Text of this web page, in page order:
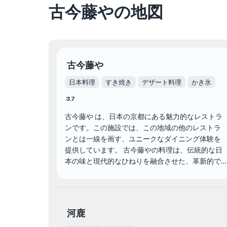
古今藤やの地図
古今藤や
日本料理 すき焼き デザート料理 かき氷
3.7
古今藤や は、日本の京都にある魅力的なレストラ
ンです。この施設では、この地域の他のレストラ
ンとは一線を画す、ユニークなダイニング体験を
提供しています。 古今藤やの料理は、伝統的な日
本の味と現代的なひねりを融合させた、革新的で
度品で飾られ、ゲストを温かく居心地の良い雰囲
河鹿